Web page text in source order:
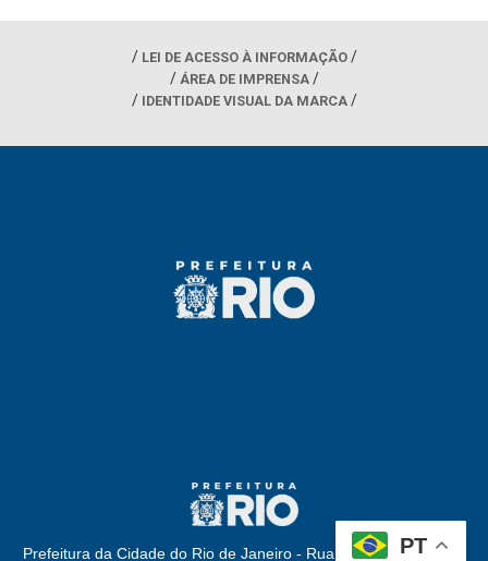
LEI DE ACESSO À INFORMAÇÃO
ÁREA DE IMPRENSA
IDENTIDADE VISUAL DA MARCA
Prefeitura da Cidade do Rio de Janeiro - Rua Afonso Cavalcanti,
PT